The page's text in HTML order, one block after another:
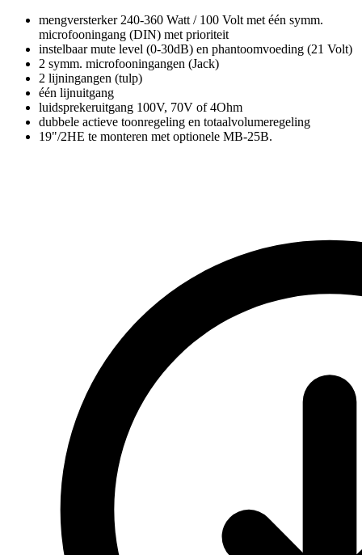
mengversterker 240-360 Watt / 100 Volt met één symm.
microfooningang (DIN) met prioriteit
instelbaar mute level (0-30dB) en phantoomvoeding (21 Volt)
2 symm. microfooningangen (Jack)
2 lijningangen (tulp)
één lijnuitgang
luidsprekeruitgang 100V, 70V of 4Ohm
dubbele actieve toonregeling en totaalvolumeregeling
19"/2HE te monteren met optionele MB-25B.